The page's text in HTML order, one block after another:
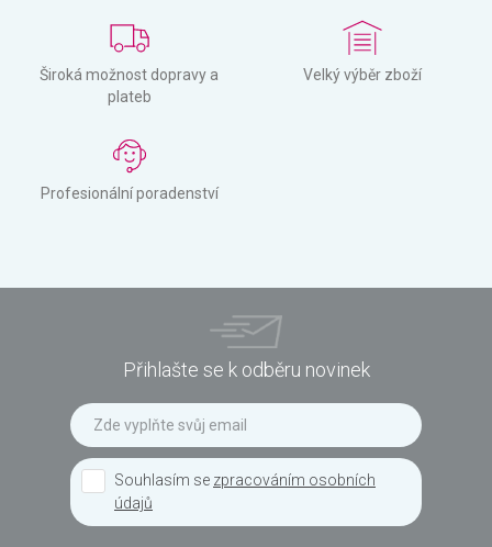
Široká možnost dopravy a
plateb
Velký výběr zboží
Profesionální poradenství
Přihlašte se k odběru novinek
Souhlasím se zpracováním osobních
údajů